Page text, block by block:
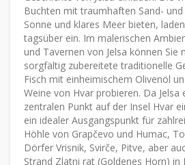
Buchten mit traumhaften Sand-
Sonne und klares Meer bieten,
tagsüber ein. Im malerischen
und Tavernen von Jelsa können Sie
sorgfältig zubereitete traditionelle
Fisch mit einheimischem Olivenöl
Weine von Hvar probieren. Da Jelsa
zentralen Punkt auf der Insel Hvar
ein idealer Ausgangspunkt für
Höhle von Grapčevo und Humac,
Dörfer Vrisnik, Svirče, Pitve, aber
Strand Zlatni rat (Goldenes Horn) in